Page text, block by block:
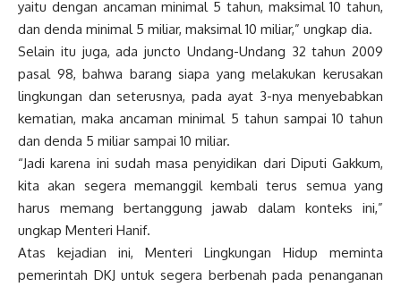
yaitu dengan ancaman minimal 5 tahun, maksimal 10 tahun,
dan denda minimal 5 miliar, maksimal 10 miliar,” ungkap dia.
Selain itu juga, ada juncto Undang-Undang 32 tahun 2009
pasal 98, bahwa barang siapa yang melakukan kerusakan
lingkungan dan seterusnya, pada ayat 3-nya menyebabkan
kematian, maka ancaman minimal 5 tahun sampai 10 tahun
dan denda 5 miliar sampai 10 miliar.
“Jadi karena ini sudah masa penyidikan dari Diputi Gakkum,
kita akan segera memanggil kembali terus semua yang
harus memang bertanggung jawab dalam konteks ini,”
ungkap Menteri Hanif.
Atas kejadian ini, Menteri Lingkungan Hidup meminta
pemerintah DKJ untuk segera berbenah pada penanganan